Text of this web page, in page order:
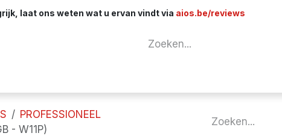
laat ons weten wat u ervan vindt via aios.be/reviews
PROFESSIONEEL
- W11P)